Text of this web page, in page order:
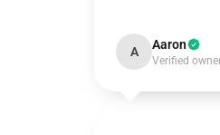
A Aaron
Verified